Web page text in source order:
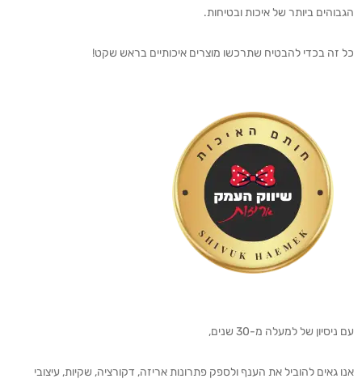
הגבוהים ביותר של איכות ובטיחות.
כל זה בכדי להבטיח שתרכשו מוצרים איכותיים בראש שקט!
עם ניסיון של למעלה מ-30 שנים,
אנו גאים להוביל את הענף ולספק פתרונות אריזה, דקורציה, שקיות, עיצובי